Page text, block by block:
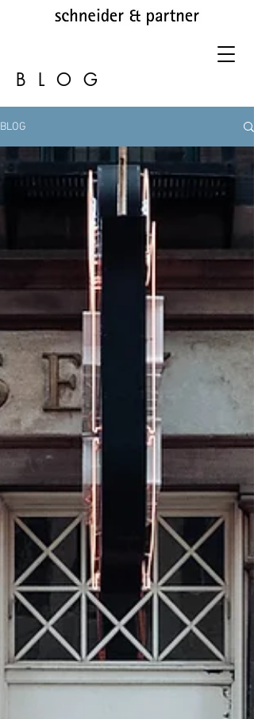
BLOG
BLOG